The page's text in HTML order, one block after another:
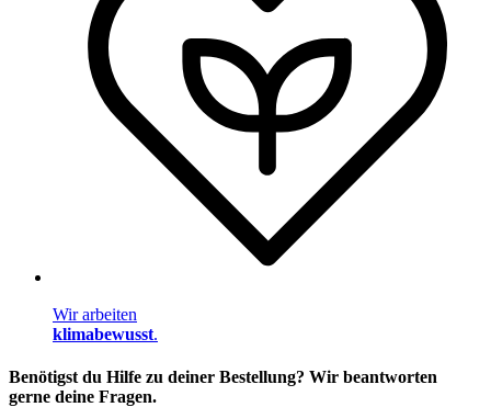
Wir arbeiten
klimabewusst.
Benötigst du Hilfe zu deiner Bestellung? Wir beantworten
gerne deine Fragen.